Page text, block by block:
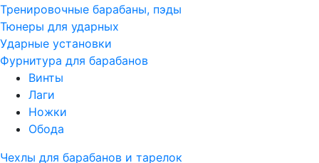
Тренировочные барабаны, пэды
Тюнеры для ударных
Ударные установки
Фурнитура для барабанов
Винты
Лаги
Ножки
Обода
Чехлы для барабанов и тарелок